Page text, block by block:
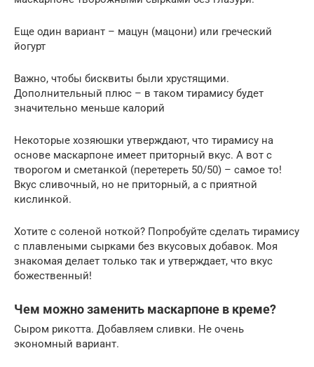
Еще один вариант – мацун (мацони) или греческий
йогурт
Важно, чтобы бисквиты были хрустящими.
Дополнительный плюс – в таком тирамису будет
значительно меньше калорий
Некоторые хозяюшки утверждают, что тирамису на
основе маскарпоне имеет приторный вкус. А вот с
творогом и сметанкой (перетереть 50/50) – самое то!
Вкус сливочный, но не приторный, а с приятной
кислинкой.
Хотите с соленой ноткой? Попробуйте сделать тирамису
с плавлеными сырками без вкусовых добавок. Моя
знакомая делает только так и утверждает, что вкус
божественный!
Чем можно заменить маскарпоне в креме?
Сыром рикотта. Добавляем сливки. Не очень
экономный вариант.